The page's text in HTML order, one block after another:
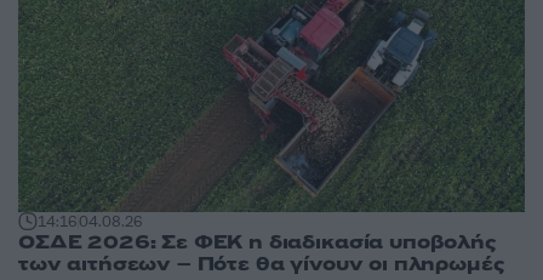
14:1604.08.26
ΟΣΔΕ 2026: Σε ΦΕΚ η διαδικασία υποβολής
των αιτήσεων – Πότε θα γίνουν οι πληρωμές